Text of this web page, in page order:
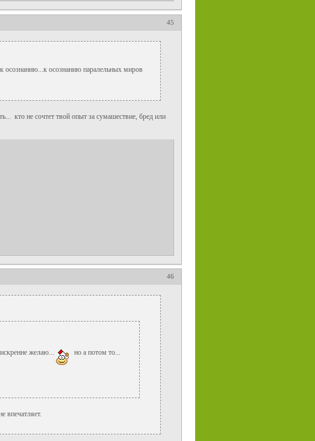
45
осознанию...к осознанию паралельных миров
кто не сочтет твой опыт за сумашествие, бред или
46
желаю... но а потом то...
впечатляет.